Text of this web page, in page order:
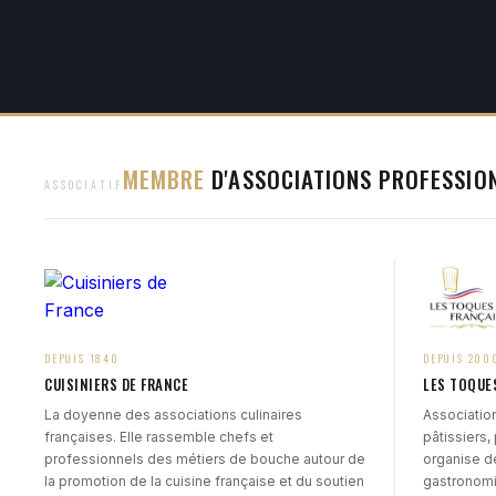
ASSOCIATIF MEMBRE D'ASSOCIATIONS
DEPUIS 1840
CUISINIERS DE FRANCE
La doyenne des associations culinaires
françaises. Elle rassemble chefs et
professionnels des métiers de bouche autour de
la promotion de la cuisine française et du soutien
DEPUIS
LES
pâtissiers,
organise